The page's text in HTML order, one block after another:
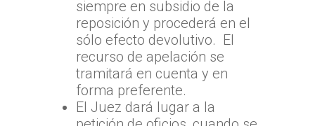
siempre en subsidio de la
reposición y procederá en el
sólo efecto devolutivo. El
recurso de apelación se
tramitará en cuenta y en
forma preferente.
El Juez dará lugar a la
Solicitud de acceso a la
información
Preguntas Frecuentes
Reclamación
Cómo presentar un
Documentación
Jurisprudencia
Sentencias Definitivas
OJVTTA
Zona Norte
TTA de la Región de
Parinacota
TTA de la Región de
Zona Centro
TTA de la Región de
TTA de la Región
Zona Sur
Región del BioBío
Noticias
Fallos Relevantes
OFICINA JUDICIAL
TTA